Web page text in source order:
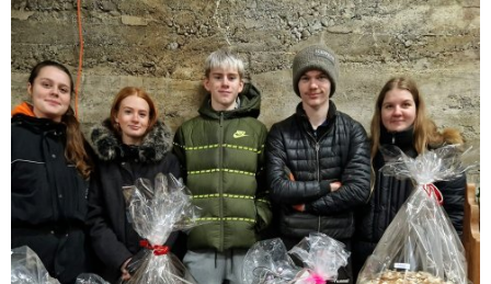
sem viðurkenndur bókari. Þau eiga börnin Eyþór Smára tíu
ára, Ingunni Ósk sjö ára og Sævar Helga tveggja ára.
Foreldrar Kristins búa líka á jörðinni en það eru þau Sævar
Einarsson og Unnur Sævarsdóttir.